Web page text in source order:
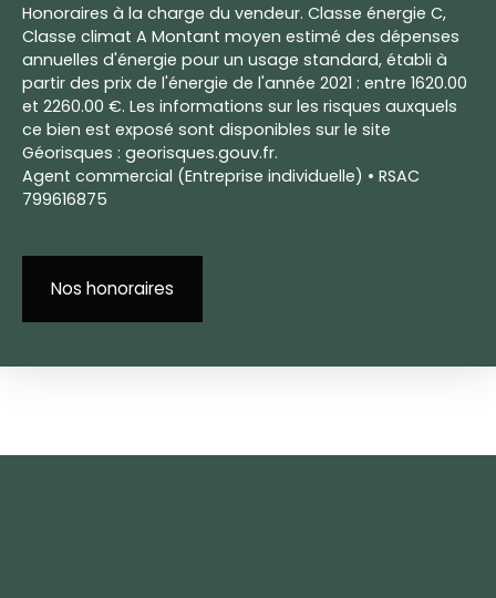
Honoraires à la charge du vendeur. Classe énergie C,
Classe climat A Montant moyen estimé des dépenses
annuelles d'énergie pour un usage standard, établi à
partir des prix de l'énergie de l'année 2021 : entre 1620.00
et 2260.00 €. Les informations sur les risques auxquels
ce bien est exposé sont disponibles sur le site
Géorisques : georisques.gouv.fr.
Agent commercial (Entreprise individuelle) • RSAC
799616875
Nos honoraires